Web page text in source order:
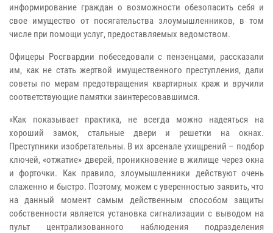
информирование граждан о возможности обезопасить себя и
свое имущество от посягательства злоумышленников, в том
числе при помощи услуг, предоставляемых ведомством.
Офицеры Росгвардии побеседовали с пензенцами, рассказали
им, как не стать жертвой имущественного преступления, дали
советы по мерам предотвращения квартирных краж и вручили
соответствующие памятки заинтересовавшимся.
«Как показывает практика, не всегда можно надеяться на
хороший замок, стальные двери и решетки на окнах.
Преступники изобретательны. В их арсенале ухищрений – подбор
ключей, «отжатие» дверей, проникновение в жилище через окна
и форточки. Как правило, злоумышленники действуют очень
слаженно и быстро. Поэтому, можем с уверенностью заявить, что
на данный момент самым действенным способом защиты
собственности является установка сигнализации с выводом на
пульт централизованного наблюдения подразделения